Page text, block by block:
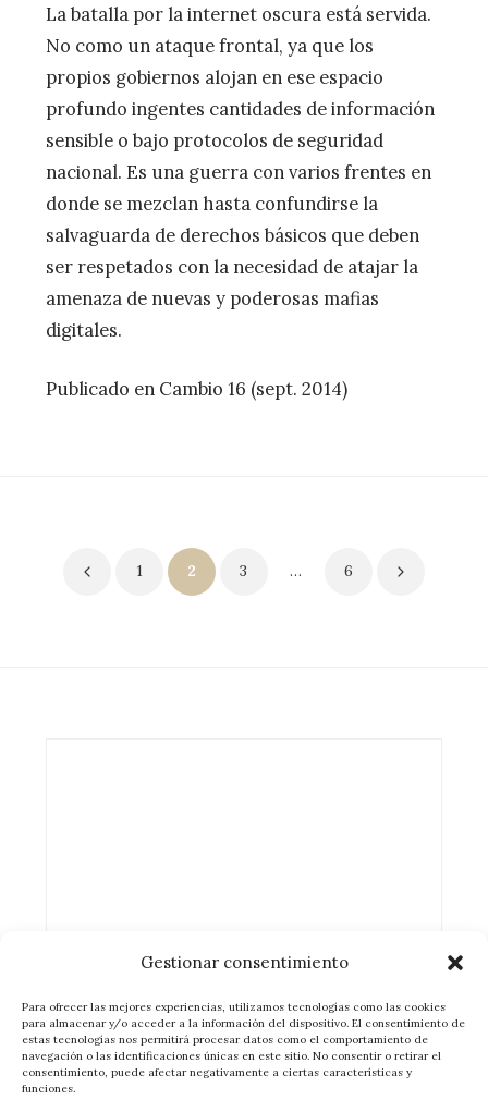
Gestionar consentimiento
Para ofrecer las mejores experiencias, utilizamos tecnologías como las cookies
para almacenar y/o acceder a la información del dispositivo. El consentimiento de
estas tecnologías nos permitirá procesar datos como el comportamiento de
navegación o las identificaciones únicas en este sitio. No consentir o retirar el
consentimiento, puede afectar negativamente a ciertas características y
funciones.
La batalla por la internet oscura está servida.
No como un ataque frontal, ya que los
propios gobiernos alojan en ese espacio
profundo ingentes cantidades de información
sensible o bajo protocolos de seguridad
nacional. Es una guerra con varios frentes en
donde se mezclan hasta confundirse la
salvaguarda de derechos básicos que deben
ser respetados con la necesidad de atajar la
amenaza de nuevas y poderosas mafias
digitales.
Publicado en Cambio 16 (sept. 2014)
Paginación
1 2 3 … 6